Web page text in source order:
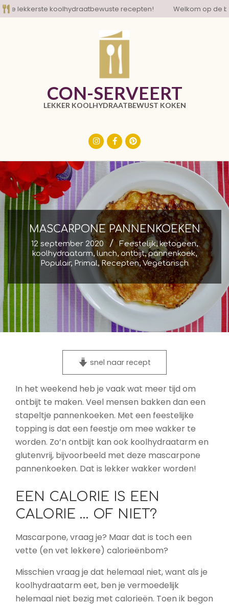
Skip
to
koolhydraatbewuste recepten! Welkom op de
CON-SERVEERT
LEKKER KOOLHYDRAATBEWUST KOKEN
MASCARPONE PANNENKOEKEN
12 september 2020 Feestelijk,ketogeen,
koolhydraatarm,lunch,ontbijt,pannenkoek,
Populair, Primal,Recepten,Vegetarisch
snel naar recept
In het weekend heb je vaak wat meer tijd om
ontbijt te maken. Veel mensen bakken dan een
stapeltje pannenkoeken. Met een feestelijke
topping is dat een feestje om mee wakker te
worden. Zo’n ontbijt kan ook koolhydraatarm en
glutenvrij, bijvoorbeeld met deze mascarpone
pannenkoeken. Dat is lekker wakker worden!
EEN CALORIE IS EEN
CALORIE … OF NIET?
Mascarpone, vraag je? Maar dat is toch een
vette (en vet lekkere) calorieënbom?
Misschien vraag je dat helemaal niet, want als je
koolhydraatarm eet, ben je vermoedelijk
helemaal niet bezig met calorieën. Toen ik begon